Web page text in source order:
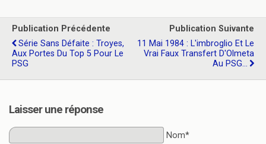
Publication Précédente
Série Sans Défaite : Troyes,
Aux Portes Du Top 5 Pour Le
PSG
Publication Suivante
11 Mai 1984 : L'imbroglio Et Le
Vrai Faux Transfert D'Olmeta
Au PSG...
Laisser une réponse
Nom*